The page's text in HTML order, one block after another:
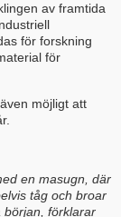
av framtida
för forskning
för
möjligt att
en masugn, där
tåg och broar
början, förklarar